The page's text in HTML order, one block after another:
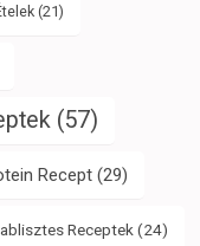
(21)
(57)
Recept(29)
Receptek (24)